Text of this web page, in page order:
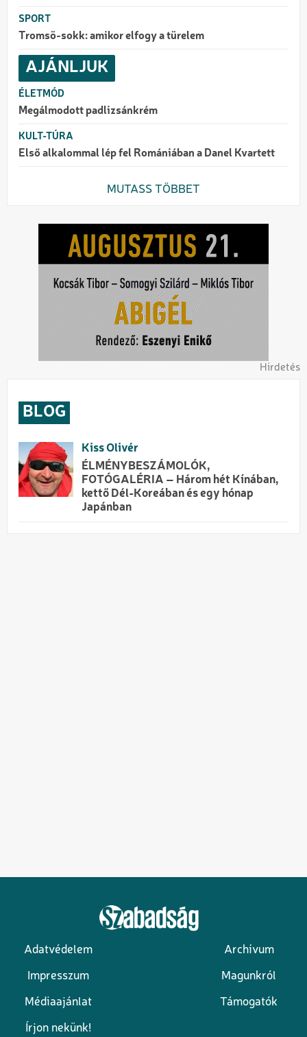
SPORT
Tromsö-sokk: amikor elfogy a türelem
AJÁNLJUK
ÉLETMÓD
Megálmodott padlizsánkrém
KULT-TÚRA
Első alkalommal lép fel Romániában a Danel Kvartett
MUTASS TÖBBET
Hirdetés
BLOG
Kiss Olivér
ÉLMÉNYBESZÁMOLÓK,
FOTÓGALÉRIA – Három hét Kínában,
kettő Dél-Koreában és egy hónap
Japánban
Lábléc
Adatvédelem Archívum
Impresszum Magunkról
Médiaajánlat Támogatók
Írjon nekünk!